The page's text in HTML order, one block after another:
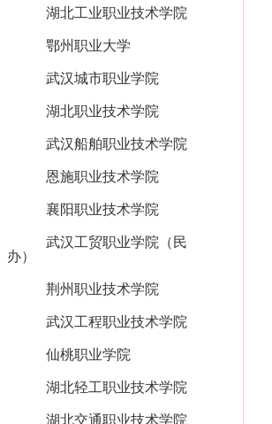
湖北工业职业技术学院
鄂州职业大学
武汉城市职业学院
湖北职业技术学院
武汉船舶职业技术学院
恩施职业技术学院
襄阳职业技术学院
武汉工贸职业学院（民
办）
荆州职业技术学院
武汉工程职业技术学院
仙桃职业学院
湖北轻工职业技术学院
湖北交通职业技术学院